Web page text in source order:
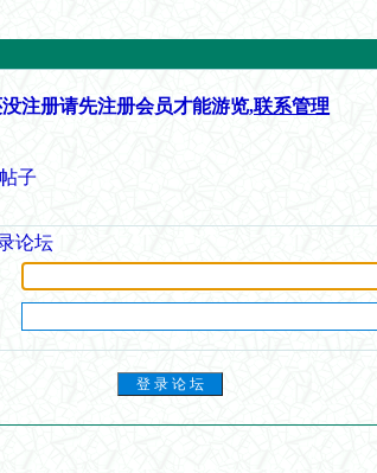
注册请先注册会员才能游览,联系管理
子
论坛